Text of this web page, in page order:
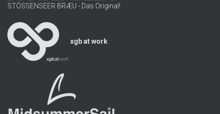
s
r
STÖSSENSEER BRÆU - Das Original!
xgb at work